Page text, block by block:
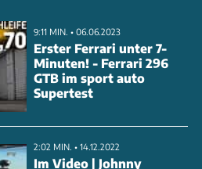
40 Prozent mehr
mehr Auslassdurchsatz.
und sind mechanisch
Das Upgrade-Kit
konzipiert und mit dem
Komponenten des
9:11 MIN. • 06.06.2023
Erster Ferrari unter 7-
Minuten! - Ferrari 296
GTB im sport auto
Supertest
2:02 MIN. • 14.12.2022
Im Video | Johnny